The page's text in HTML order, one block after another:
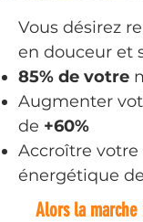
Vous désirez
en douceur et
85% de votre
Augmenter
de +60%
Accroître votre
énergétique de
Alors la